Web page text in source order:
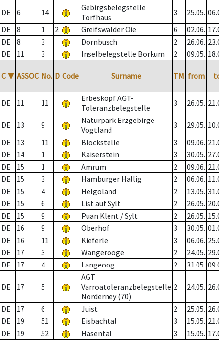
DE
6 14
Gebirgsbelegstelle
Torfhaus
3 25.05.
DE
8 1 2 Greifswalder Oie 6 02.06.
DE
8 3 Dornbusch 2 26.06.
DE
11 3 Inselbelegstelle Borkum 2 09.05.
C ▼ ASSOC No. D Code Surname TM from
DE 11 11
Erbeskopf AGT-
Toleranzbelegstelle
3 26.05.
DE 13 9
Naturpark Erzgebirge-
Vogtland
3 29.05.
DE
13 11 Blockstelle 3 09.06.
DE
14 1 Kaiserstein 3 30.05.
DE
15 1 Amrum 2 09.06.
DE
15 3 Hamburger Hallig 2 06.06.
DE
15 4 Helgoland 2 13.05.
DE
15 6 List auf Sylt 2 26.05.
DE
15 9 Puan Klent / Sylt 2 26.05.
DE
16 9 Oberhof 3 30.05.
DE
16 11 Kieferle 3 06.06.
DE
17 3 Wangerooge 2 24.05.
DE
17 4 Langeoog 2 31.05.
DE 17 5
AGT
Varroatoleranzbelegstelle
Norderney (70)
2 24.05.
DE 17 6 Juist 2 25.05.
DE
19 51 Eisbachtal 3 15.05.
DE
19 52 Hasental 3 15.05.